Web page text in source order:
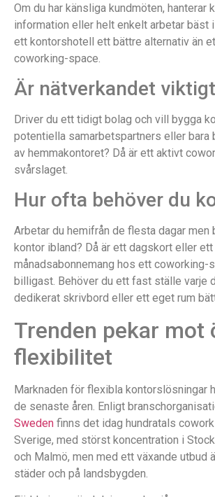
Om du har känsliga kundmöten, hanterar
information eller helt enkelt arbetar bäst
ett kontorshotell ett bättre alternativ än
coworking-space.
Är nätverkandet
Driver du ett tidigt bolag och vill bygga
potentiella samarbetspartners eller bara
av hemmakontoret? Då är ett aktivt
svårslaget.
Hur ofta behöver du
Arbetar du hemifrån de flesta dagar men
kontor ibland? Då är ett dagskort eller
månadsabonnemang hos ett coworking-
billigast. Behöver du ett fast ställe varje
dedikerat skrivbord eller ett eget rum
Trenden pekar mot
flexibilitet
Marknaden för flexibla kontorslösningar
de senaste åren. Enligt
Sweden finns det idag hundratals
Sverige, med störst koncentration i
och Malmö, men med ett växande utbud
städer och på landsbygden.